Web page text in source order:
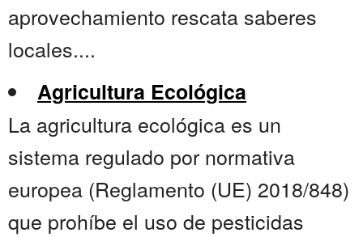
aprovechamiento rescata saberes
locales....
Agricultura Ecológica
La agricultura ecológica es un
sistema regulado por normativa
europea (Reglamento (UE) 2018/848)
que prohíbe el uso de pesticidas